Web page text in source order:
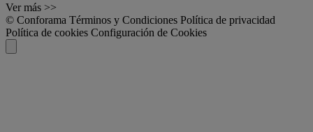
Ver más >>
© Conforama Términos y Condiciones Política de privacidad
Política de cookies Configuración de Cookies